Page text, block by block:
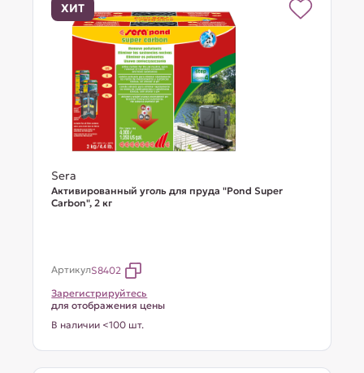
ХИТ
Sera
Активированный уголь для пруда "Pond Super
Carbon", 2 кг
АртикулS8402
Зарегистрируйтесь
для отображения цены
В наличии <100 шт.